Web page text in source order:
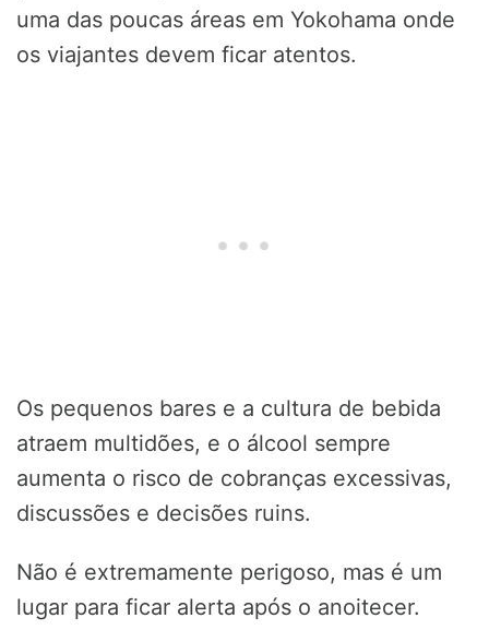
uma das poucas áreas em Yokohama onde
os viajantes devem ficar atentos.
Os pequenos bares e a cultura de bebida
atraem multidões, e o álcool sempre
aumenta o risco de cobranças excessivas,
discussões e decisões ruins.
Não é extremamente perigoso, mas é um
lugar para ficar alerta após o anoitecer.